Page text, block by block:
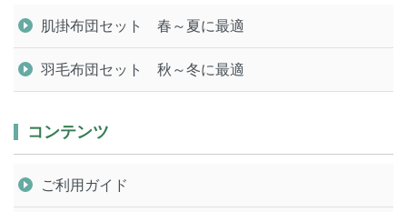
肌掛布団セット 春～夏に最適
羽毛布団セット 秋～冬に最適
コンテンツ
ご利用ガイド